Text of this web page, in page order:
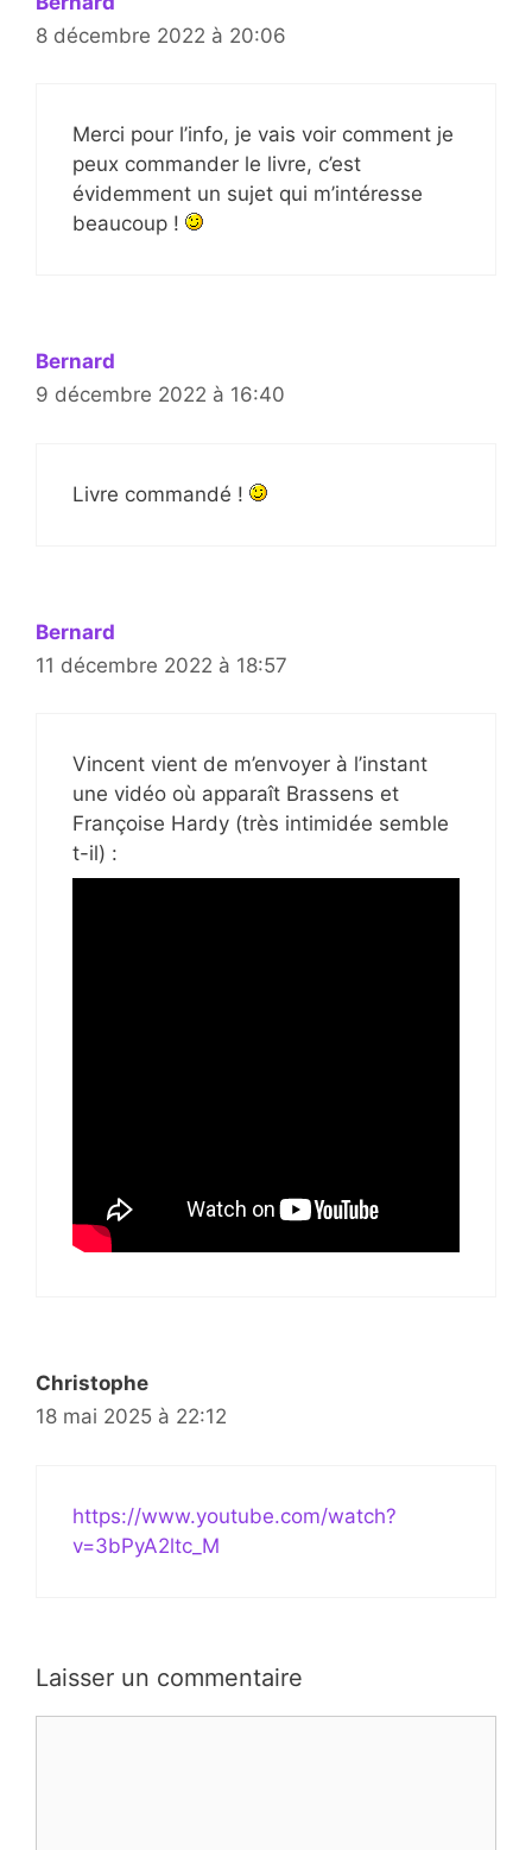
8 décembre 2022 à 20:06
Merci pour l’info, je vais voir comment je
peux commander le livre, c’est
évidemment un sujet qui m’intéresse
beaucoup !
Bernard
9 décembre 2022 à 16:40
Livre commandé !
Bernard
11 décembre 2022 à 18:57
Vincent vient de m’envoyer à l’instant
une vidéo où apparaît Brassens et
Françoise Hardy (très intimidée semble
t-il) :
Christophe
18 mai 2025 à 22:12
https://www.youtube.com/watch?
v=3bPyA2ltc_M
Laisser un commentaire